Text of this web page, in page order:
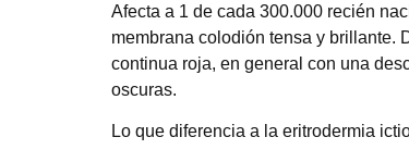
Afecta a 1 de cada 300.000 recién
membrana colodión tensa y brillante.
continua roja, en general con una
oscuras.
Lo que diferencia a la eritrodermia